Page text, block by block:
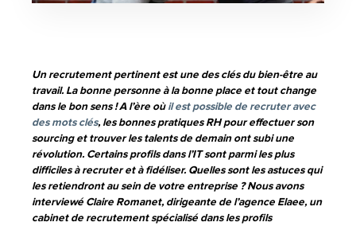
Un recrutement pertinent est une des clés du bien-être au
travail. La bonne personne à la bonne place et tout change
dans le bon sens ! A l’ère oùil est possible de recruter avec
des mots clés, les bonnes pratiques RH pour effectuer son
sourcing et trouver les talents de demain ont subi une
révolution. Certains profils dans l’IT sont parmi les plus
difficiles à recruter et à fidéliser. Quelles sont les astuces qui
les retiendront au sein de votre entreprise ? Nous avons
interviewé Claire Romanet, dirigeante de l’agence Elaee, un
cabinet de recrutement spécialisé dans les profils